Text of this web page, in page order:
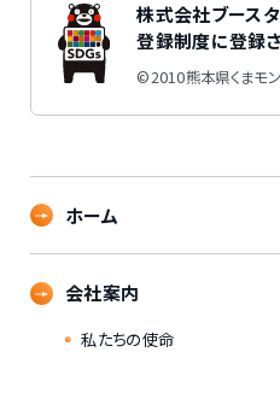
株式会社ブース
登録制度に登録
©2010熊本県くまモン
ホーム
会社案内
私たちの使命